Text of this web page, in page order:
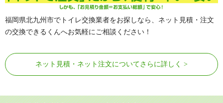
福岡県北九州市でトイレ交換業者をお探しなら、ネット見積・注文
の交換できるくんへお気軽にご相談ください！
ネット見積・ネット注文についてさらに詳しく